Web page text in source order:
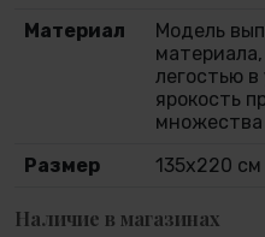
Материал
Модель
легостью
ярокость
множества
Размер
135х220 см
Наличие в магазинах